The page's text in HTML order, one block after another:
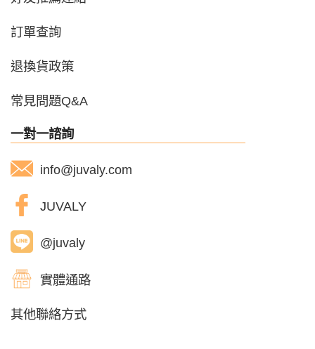
訂單查詢
退換貨政策
常見問題Q&A
一對一諮詢
info@juvaly.com
JUVALY
@juvaly
實體通路
其他聯絡方式